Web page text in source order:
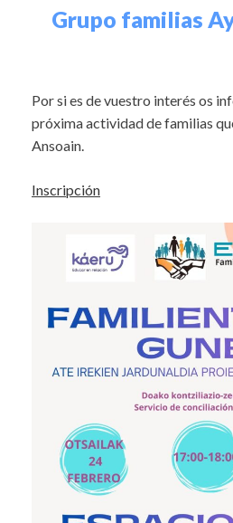
Grupo familias
Por si es de vuestro interés os
próxima actividad de familias
Ansoain.
Inscripción